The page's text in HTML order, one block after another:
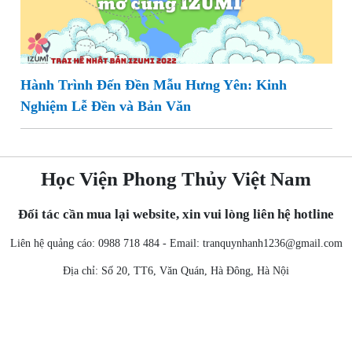
Hành Trình Đến Đền Mẫu Hưng Yên: Kinh
Nghiệm Lễ Đền và Bản Văn
Học Viện Phong Thủy Việt Nam
Đối tác cần mua lại website, xin vui lòng liên hệ hotline
Liên hệ quảng cáo: 0988 718 484 - Email: tranquynhanh1236@gmail.com
Địa chỉ: Số 20, TT6, Văn Quán, Hà Đông, Hà Nội